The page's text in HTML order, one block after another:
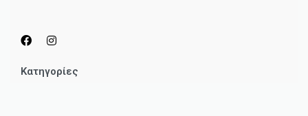
Κατηγορίες